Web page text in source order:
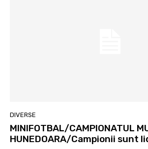
DIVERSE
MINIFOTBAL/CAMPIONATUL
HUNEDOARA/Campionii sunt